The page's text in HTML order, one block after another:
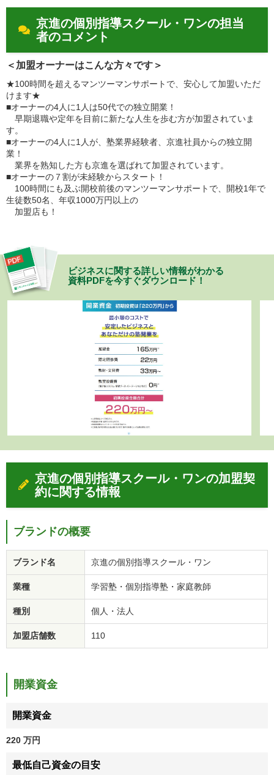
京進の個別指導スクール・ワンの担当
者のコメント
＜加盟オーナーはこんな方々です＞
★100時間を超えるマンツーマンサポートで、安心して加盟いただ
けます★
■オーナーの4人に1人は50代での独立開業！
早期退職や定年を目前に新たな人生を歩む方が加盟されていま
す。
■オーナーの4人に1人が、塾業界経験者、京進社員からの独立開
業！
業界を熟知した方も京進を選ばれて加盟されています。
■オーナーの７割が未経験からスタート！
100時間にも及ぶ開校前後のマンツーマンサポートで、開校1年で
生徒数50名、年収1000万円以上の
加盟店も！
ビジネスに関する詳しい情報がわかる
資料PDFを今すぐダウンロード！
京進の個別指導スクール・ワンの加盟契
約に関する情報
ブランドの概要
ブランド名 京進の個別指導スクール・ワン
業種 学習塾・個別指導塾・家庭教師
種別 個人・法人
加盟店舗数 110
開業資金
開業資金
220 万円
最低自己資金の目安